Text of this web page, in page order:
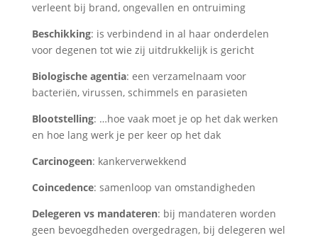
verleent bij brand, ongevallen en ontruiming
Beschikking: is verbindend in al haar onderdelen
voor degenen tot wie zij uitdrukkelijk is gericht
Biologische agentia: een verzamelnaam voor
bacteriën, virussen, schimmels en parasieten
Blootstelling: …hoe vaak moet je op het dak werken
en hoe lang werk je per keer op het dak
Carcinogeen: kankerverwekkend
Coincedence: samenloop van omstandigheden
Delegeren vs mandateren: bij mandateren worden
geen bevoegdheden overgedragen, bij delegeren wel